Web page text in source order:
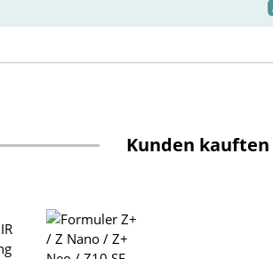
Kunden kauften